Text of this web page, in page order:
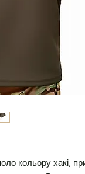
кольору хакі,